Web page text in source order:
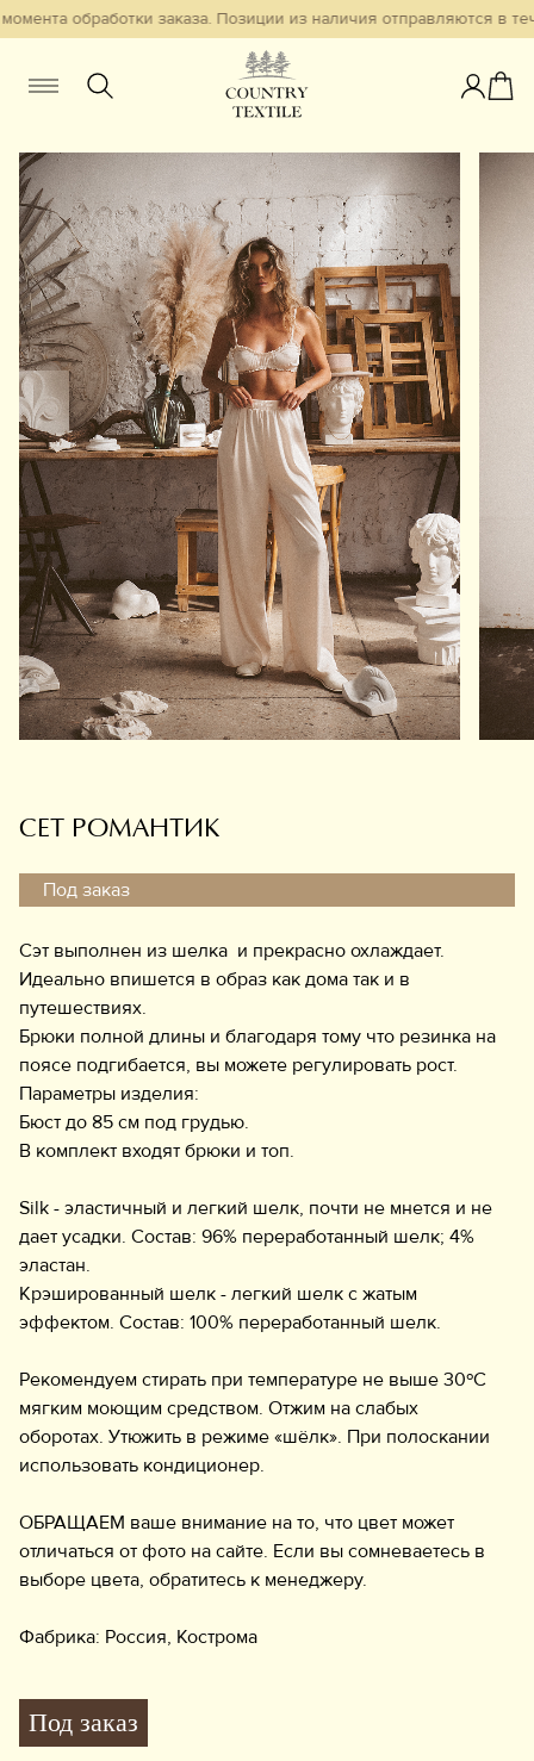
обработки заказа. Позиции из наличия отправляются в
Женщинам Мужчинам Детям
Смотреть всё Избранное
Новинки
В наличии
Бестселлеры
Одежда
Обувь
Аксессуары
Украшения
Информация
СЕТ РОМАНТИК
Под заказ
Сэт выполнен из шелка и прекрасно охлаждает.
Идеально впишется в образ как дома так и в
путешествиях.
Брюки полной длины и благодаря тому что резинка на
поясе подгибается, вы можете регулировать рост.
Параметры изделия:
Бюст до 85 см под грудью.
В комплект входят брюки и топ.
Silk - эластичный и легкий шелк, почти не мнется и не
дает усадки. Состав: 96% переработанный шелк; 4%
эластан.
Крэшированный шелк - легкий шелк с жатым
эффектом. Состав: 100% переработанный шелк.
Рекомендуем стирать при температуре не выше 30ºС
мягким моющим средством. Отжим на слабых
оборотах. Утюжить в режиме «шёлк». При полоскании
использовать кондиционер.
ОБРАЩАЕМ ваше внимание на то, что цвет может
отличаться от фото на сайте. Если вы сомневаетесь в
выборе цвета, обратитесь к менеджеру.
Фабрика: Россия, Кострома
Под заказ